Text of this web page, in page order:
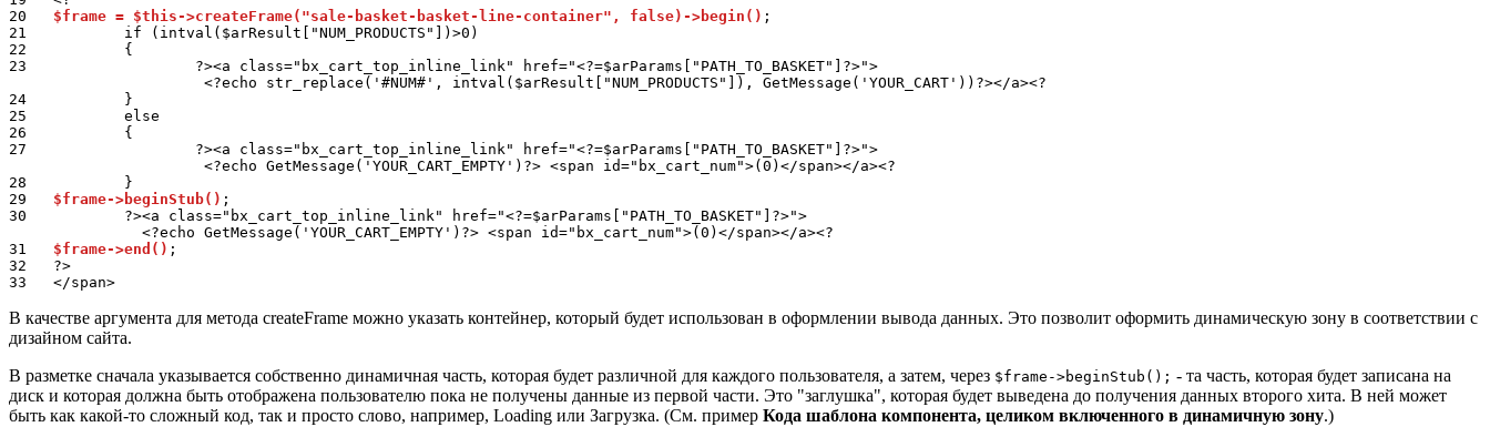
20 $frame = $this->createFrame("sale-basket-basket-line-container", false)->begin() ;
21           if (intval($arResult["NUM_PRODUCTS"])>0)
22           {
23                   ?><a class="bx_cart_top_inline_link" href="<?=$arParams["PATH_TO_BASKET"]?>">
                      <?echo str_replace('#NUM#', intval($arResult["NUM_PRODUCTS"]), GetMessage('YOUR_CART'))?></a><?
24           }
25           else
26           {
27                   ?><a class="bx_cart_top_inline_link" href="<?=$arParams["PATH_TO_BASKET"]?>">
                      <?echo GetMessage('YOUR_CART_EMPTY')?> <span id="bx_cart_num">(0)</span></a><?
28           }
29 $frame->beginStub() ;
30           ?><a class="bx_cart_top_inline_link" href="<?=$arParams["PATH_TO_BASKET"]?>">
               <?echo GetMessage('YOUR_CART_EMPTY')?> <span id="bx_cart_num">(0)</span></a><?
31 $frame->end() ;
32   ?>
В качестве аргумента для метода createFrame можно указать контейнер, который будет использован в оформлении вывода данных. Это позволит оформить динамическую зону в соответствии с
дизайном сайта.
В разметке сначала указывается собственно динамичная часть, которая будет различной для каждого пользователя, а затем, через $frame->beginStub(); - та часть, которая будет записана на
диск и которая должна быть отображена пользователю пока не получены данные из первой части. Это "заглушка", которая будет выведена до получения данных второго хита. В ней может
быть как какой-то сложный код, так и просто слово, например, Loading или Загрузка. (См. пример Кода шаблона компонента, целиком включенного в динамичную зону.)